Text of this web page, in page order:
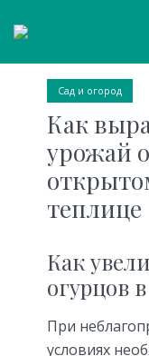
Сад и огород
Как
урожай
теплице
Как
огурцов
При
условиях